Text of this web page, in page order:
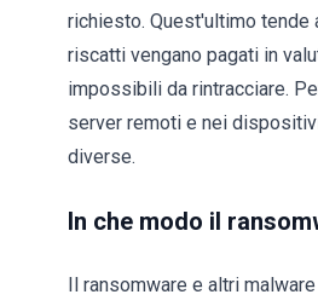
richiesto. Quest'ultimo tende
riscatti vengano pagati in
impossibili da rintracciare.
server remoti e nei
diverse.
In che modo il
Il ransomware e altri